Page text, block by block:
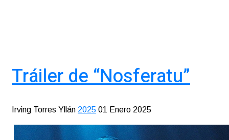
Tráiler de “Nosferatu”
Irving Torres Yllán 2025 01 Enero 2025